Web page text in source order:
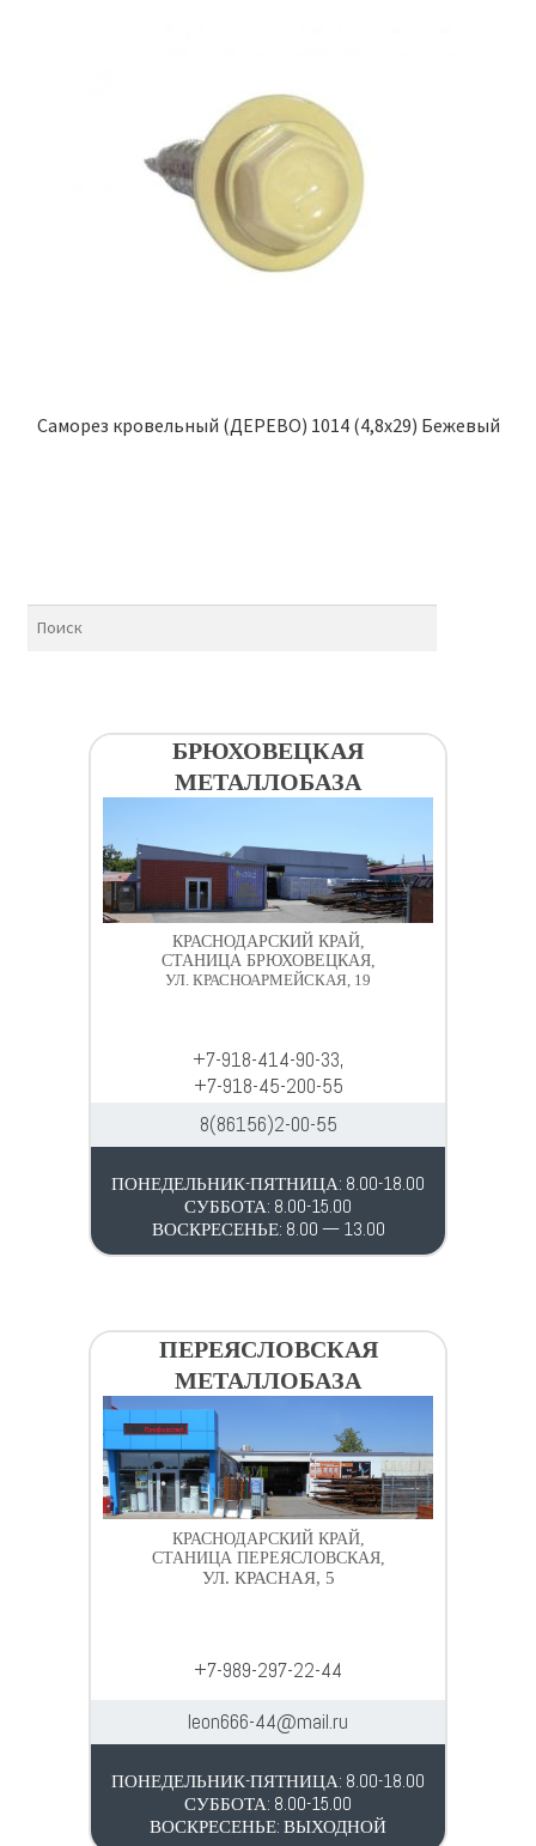
Саморез кровельный (ДЕРЕВО) 1014 (4,8х29) Бежевый
БРЮХОВЕЦКАЯ
МЕТАЛЛОБАЗА
КРАСНОДАРСКИЙ КРАЙ,
СТАНИЦА БРЮХОВЕЦКАЯ,
УЛ. КРАСНОАРМЕЙСКАЯ, 19
+7-918-414-90-33,
+7-918-45-200-55
8(86156)2-00-55
ПОНЕДЕЛЬНИК-ПЯТНИЦА: 8.00-18.00
СУББОТА: 8.00-15.00
ВОСКРЕСЕНЬЕ: 8.00 — 13.00
ПЕРЕЯСЛОВСКАЯ
МЕТАЛЛОБАЗА
КРАСНОДАРСКИЙ КРАЙ,
СТАНИЦА ПЕРЕЯСЛОВСКАЯ,
УЛ. КРАСНАЯ, 5
+7-989-297-22-44
leon666-44@mail.ru
ПОНЕДЕЛЬНИК-ПЯТНИЦА: 8.00-18.00
СУББОТА: 8.00-15.00
ВОСКРЕСЕНЬЕ: ВЫХОДНОЙ